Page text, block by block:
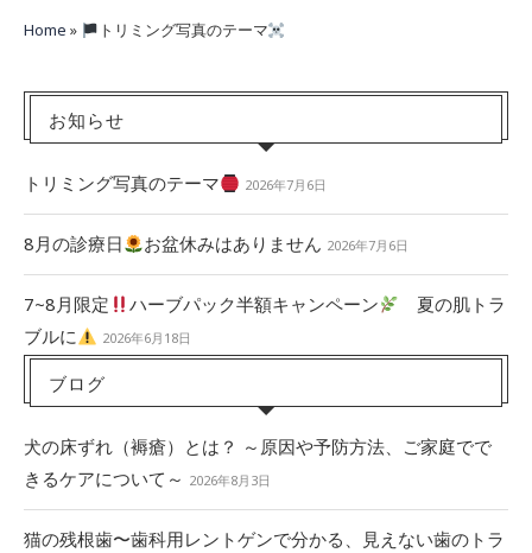
Home » トリミング写真のテーマ
お知らせ
トリミング写真のテーマ 2026年7月6日
8月の診療日 お盆休みはありません 2026年7月6日
7~8月限定 ハーブパック半額キャンペーン
夏の肌トラ
ブルに
2026年6月18日
ブログ
犬の床ずれ（褥瘡）とは？ ～原因や予防方法、ご家庭でで
きるケアについて～ 2026年8月3日
猫の残根歯〜歯科用レントゲンで分かる、見えない歯のトラ